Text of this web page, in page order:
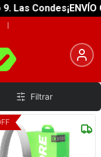
Las Condes¡ENVÍO
|
Filtrar